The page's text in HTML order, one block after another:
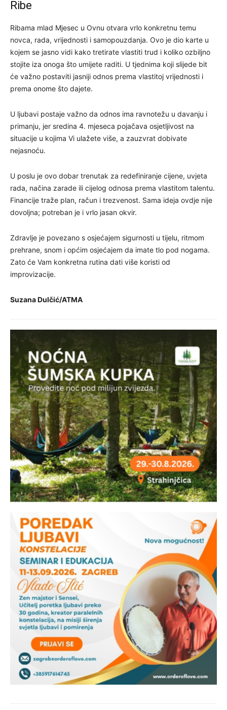
Ribe
Ribama mlad Mjesec u Ovnu otvara vrlo konkretnu temu
novca, rada, vrijednosti i samopouzdanja. Ovo je dio karte u
kojem se jasno vidi kako tretirate vlastiti trud i koliko ozbiljno
stojite iza onoga što umijete raditi. U tjednima koji slijede bit
će važno postaviti jasniji odnos prema vlastitoj vrijednosti i
prema onome što dajete.
U ljubavi postaje važno da odnos ima ravnotežu u davanju i
primanju, jer sredina 4. mjeseca pojačava osjetljivost na
situacije u kojima Vi ulažete više, a zauzvrat dobivate
nejasnoću.
U poslu je ovo dobar trenutak za redefiniranje cijene, uvjeta
rada, načina zarade ili cijelog odnosa prema vlastitom talentu.
Financije traže plan, račun i trezvenost. Sama ideja ovdje nije
dovoljna; potreban je i vrlo jasan okvir.
Zdravlje je povezano s osjećajem sigurnosti u tijelu, ritmom
prehrane, snom i općim osjećajem da imate tlo pod nogama.
Zato će Vam konkretna rutina dati više koristi od
improvizacije.
Suzana Dulčić/ATMA